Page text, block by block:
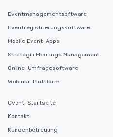
Eventmanagementsoftware
Eventregistrierungssoftware
Mobile Event-Apps
Strategic Meetings Management
Online-Umfragesoftware
Webinar-Plattform
Cvent-Startseite
Kontakt
Kundenbetreuung